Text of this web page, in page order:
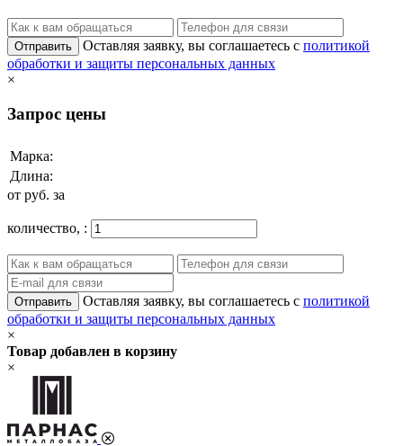
Отправить Оставляя заявку, вы соглашаетесь с политикой
обработки и защиты персональных данных
×
Запрос цены
Марка:
Длина:
от руб. за
количество, :
Отправить Оставляя заявку, вы соглашаетесь с политикой
обработки и защиты персональных данных
×
Товар добавлен в корзину
×